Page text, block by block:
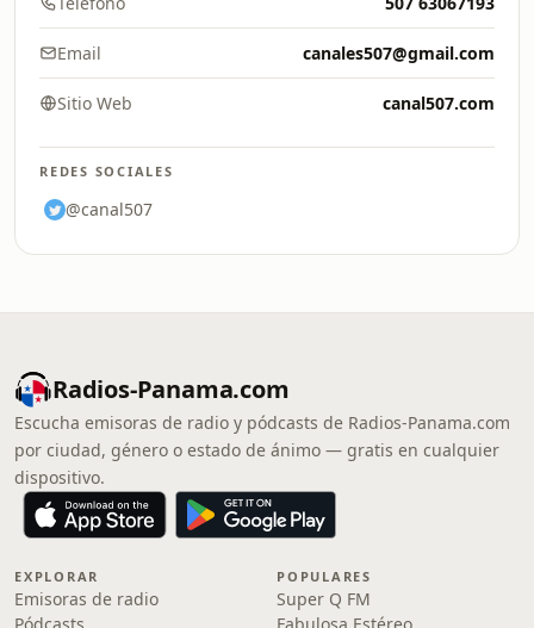
Email canales507@gmail.com
Sitio Web canal507.com
REDES SOCIALES
@canal507
Radios-Panama.com
Escucha emisoras de radio y pódcasts de Radios-Panama.com
por ciudad, género o estado de ánimo — gratis en cualquier
dispositivo.
EXPLORAR
Emisoras de radio
POPULARES
Super Q FM